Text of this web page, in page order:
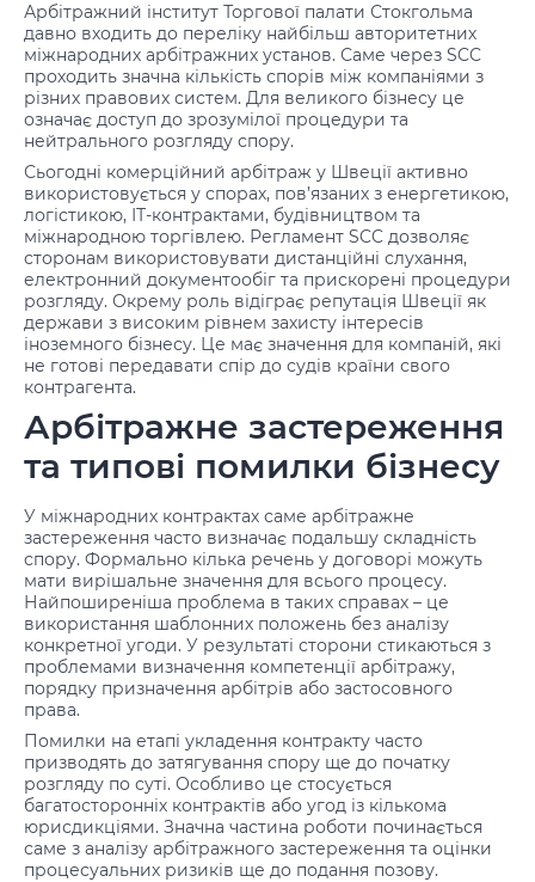
Арбітражний інститут Торгової палати Стокгольма
давно входить до переліку найбільш авторитетних
міжнародних арбітражних установ. Саме через SCC
проходить значна кількість спорів між компаніями з
різних правових систем. Для великого бізнесу це
означає доступ до зрозумілої процедури та
нейтрального розгляду спору.
Сьогодні комерційний арбітраж у Швеції активно
використовується у спорах, пов’язаних з енергетикою,
логістикою, ІТ-контрактами, будівництвом та
міжнародною торгівлею. Регламент SCC дозволяє
сторонам використовувати дистанційні слухання,
електронний документообіг та прискорені процедури
розгляду. Окрему роль відіграє репутація Швеції як
держави з високим рівнем захисту інтересів
іноземного бізнесу. Це має значення для компаній, які
не готові передавати спір до судів країни свого
контрагента.
Арбітражне застереження
та типові помилки бізнесу
У міжнародних контрактах саме арбітражне
застереження часто визначає подальшу складність
спору. Формально кілька речень у договорі можуть
мати вирішальне значення для всього процесу.
Найпоширеніша проблема в таких справах – це
використання шаблонних положень без аналізу
конкретної угоди. У результаті сторони стикаються з
проблемами визначення компетенції арбітражу,
порядку призначення арбітрів або застосовного
права.
Помилки на етапі укладення контракту часто
призводять до затягування спору ще до початку
розгляду по суті. Особливо це стосується
багатосторонніх контрактів або угод із кількома
юрисдикціями. Значна частина роботи починається
саме з аналізу арбітражного застереження та оцінки
процесуальних ризиків ще до подання позову.